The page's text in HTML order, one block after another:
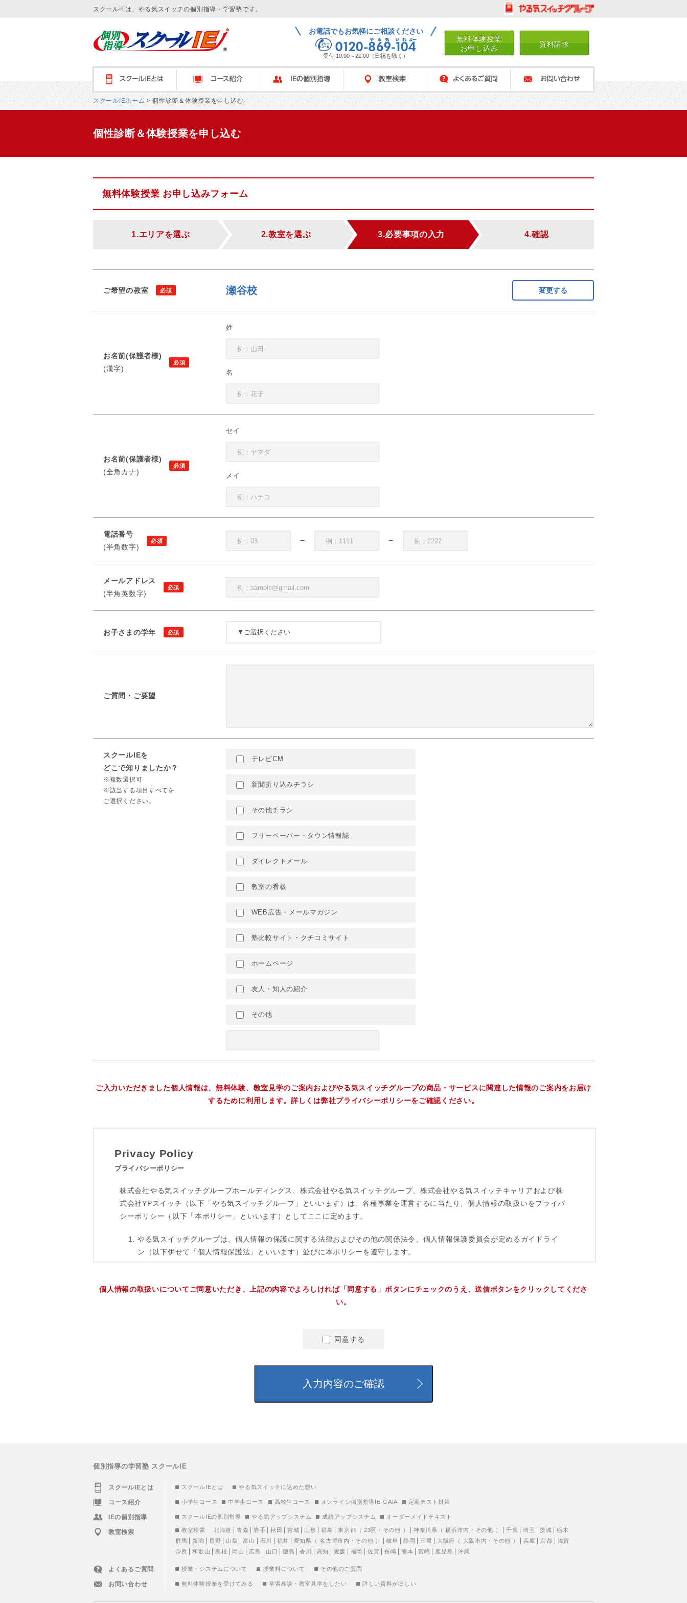
スクールIEは、やる気スイッチの個別指導・学習塾です。
お電話でもお気軽にご相談ください
受付 10:00～21:00（日祝を除く）
無料体験授業
お申し込み
資料請求
スクールＩＥとは コース紹介 IEの個別指導 教室検索 よくあるご質問 お問い合わせ
スクールIEホーム> 個性診断＆体験授業を申し込む
個性診断＆体験授業を申し込む
無料体験授業 お申し込みフォーム
1.エリアを選ぶ 2.教室を選ぶ 3.必要事項の入力 4.確認
ご希望の教室 瀬谷校 変更する
お名前(保護者様)
(漢字)
姓
名
お名前(保護者様)
(全角カナ)
セイ
メイ
電話番号
(半角数字)
− −
メールアドレス
(半角英数字)
お子さまの学年
ご質問・ご要望
スクールIEを
どこで知りましたか？
※複数選択可
※該当する項目すべてを
ご選択ください。
テレビCM
新聞折り込みチラシ
その他チラシ
フリーペーパー・タウン情報誌
ダイレクトメール
教室の看板
WEB広告・メールマガジン
塾比較サイト・クチコミサイト
ホームページ
友人・知人の紹介
その他
ご入力いただきました個人情報は、無料体験、教室見学のご案内およびやる気スイッチグループの商品・サービスに関連した情報のご案内をお届け
するために利用します。詳しくは弊社プライバシーポリシーをご確認ください。
個人情報の取扱いについてご同意いただき、上記の内容でよろしければ「同意する」ボタンにチェックのうえ、送信ボタンをクリックしてくださ
い。
同意する
個別指導の学習塾 スクールIE
スクールIEとは スクールIEとは やる気スイッチに込めた想い
コース紹介 小学生コース 中学生コース 高校生コース オンライン個別指導IE-GAIA 定期テスト対策
IEの個別指導 スクールIEの個別指導 やる気アップシステム 成績アップシステム オーダーメイドテキスト
教室検索 教室検索 北海道 青森 岩手 秋田 宮城 山形 福島 東京都 （ 23区 ・ その他 ） 神奈川県 （横浜市内 ・ その他 ） 千葉 埼玉 茨城
栃木
群馬
新潟 長野 山梨 富山 石川 福井 愛知県 （名古屋市内 ・ その他 ） 岐阜 静岡 三重 大阪府 （ 大阪市内 ・ その他 ） 兵庫 京都
滋賀
奈良
和歌山 島根 岡山 広島 山口 徳島 香川 高知 愛媛 福岡 佐賀 長崎 熊本 宮崎 鹿児島 沖縄
よくあるご質問 授業・システムについて 授業料について その他のご質問
お問い合わせ 無料体験授業を受けてみる 学習相談・教室見学をしたい 詳しい資料がほしい